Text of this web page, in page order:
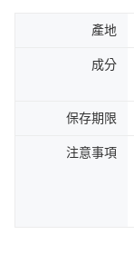
產地
成分
保存期限
注意事項